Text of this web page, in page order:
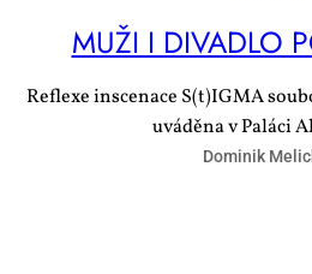
MUŽI I DI­VA­DLO
Reflexe inscenace S(t)IGMA
uváděna v Paláci
Dominik